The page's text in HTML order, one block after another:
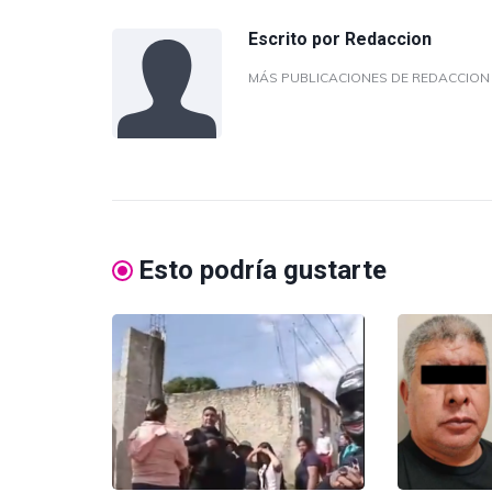
Escrito por Redaccion
MÁS PUBLICACIONES DE REDACCION
Esto podría gustarte